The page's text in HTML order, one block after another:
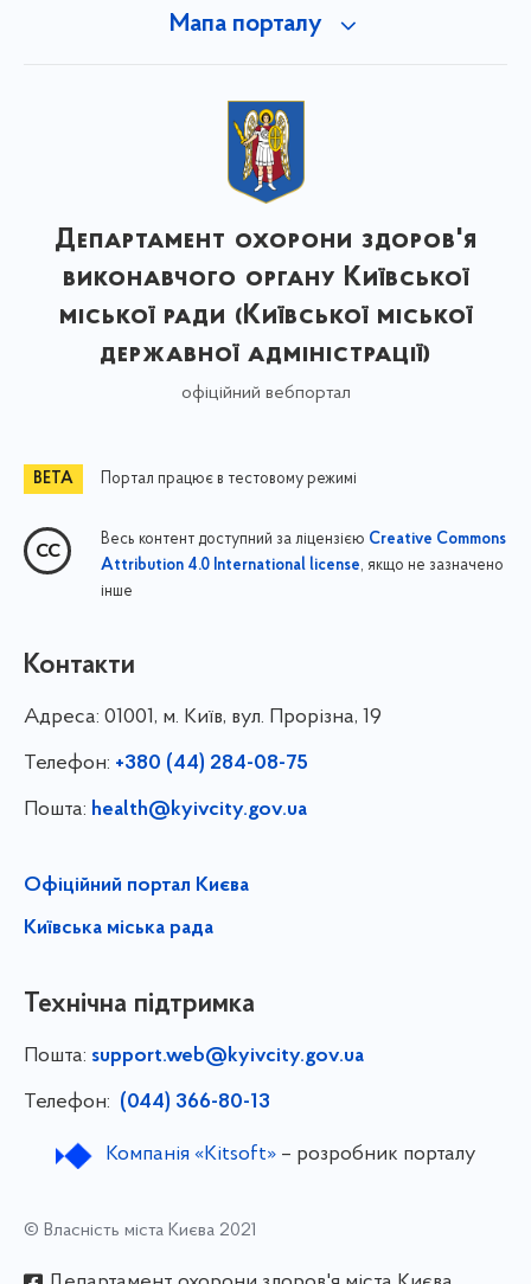
Мапа порталу
Департамент охорони здоров'я
виконавчого органу Київської
міської ради (Київської міської
державної адміністрації)
офіційний вебпортал
Портал працює в тестовому режимі
Весь контент доступний за ліцензією Creative Commons
Attribution 4.0 International license, якщо не зазначено
інше
Контакти
Адреса: 01001, м. Київ, вул. Прорізна, 19
Телефон: +380 (44) 284-08-75
Пошта: health@kyivcity.gov.ua
Офіційний портал Києва
Київська міська рада
Технічна підтримка
Пошта: support.web@kyivcity.gov.ua
Телефон: (044) 366-80-13
Компанія «Kitsoft»– розробник порталу
© Власність міста Києва 2021